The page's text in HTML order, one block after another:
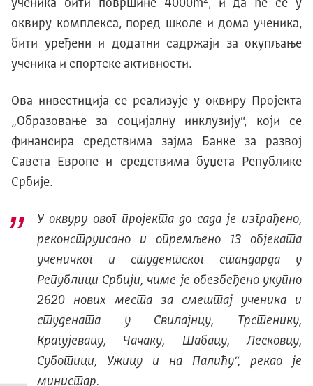
ученика бити површине 4000m , и да ће се у
оквиру комплекса, поред школе и дома ученика,
бити уређени и додатни садржаји за окупљање
ученика и спортске активности.
Ова инвестиција се реализује у оквиру Пројекта
„Образовање за социјалну инклузију“, који се
финансира средствима зајма Банке за развој
Савета Европе и средствима буџета Републике
Србије.
У оквуру овог пројекта до сада је изграђено,
реконструисано и опремљено 13 објеката
ученичког и студентског стандардау
Републици Србији, чиме је обезбеђено укупно
2620 нових места за смештај ученика и
студената у Свилајнцу, Трстенику,
Крагујевацу, Чачаку, Шабацу, Лесковцу,
Суботици,
Ужицу и на Палићу“, рекао је
министар.